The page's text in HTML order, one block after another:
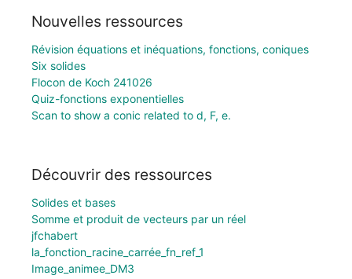
Nouvelles ressources
Révision équations et inéquations, fonctions, coniques
Six solides
Flocon de Koch 241026
Quiz-fonctions exponentielles
Scan to show a conic related to d, F, e.
Découvrir des ressources
Solides et bases
Somme et produit de vecteurs par un réel
jfchabert
la_fonction_racine_carrée_fn_ref_1
Image_animee_DM3